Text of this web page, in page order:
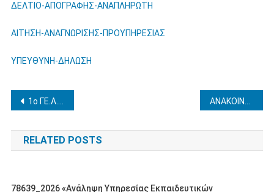
ΔΕΛΤΙΟ-ΑΠΟΓΡΑΦΗΣ-ΑΝΑΠΛΗΡΩΤΗ
ΑΙΤΗΣΗ-ΑΝΑΓΝΩΡΙΣΗΣ-ΠΡΟΥΠΗΡΕΣΙΑΣ
ΥΠΕΥΘΥΝΗ-ΔΗΛΩΣΗ
Πλοήγηση
άρθρων
1ο ΓΕ.Λ. ΑΜΑΛΙΑΔΑΣ-ΕΚΠΑΙΔΕΥΤΙΚΗ ΕΚΔΡΟΜΗ Γ΄ΛΥΚΕΙΟΥ ΣΤΗ ΘΕΣΣΑΛΟΝΙΚΗ 10-14/2/2025
RELATED POSTS
78639_2026 «Ανάληψη Υπηρεσίας Εκπαιδευτικών